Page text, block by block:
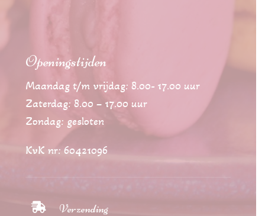
Openingstijden
Maandag t/m vrijdag: 8.00- 17.00 uur
Zaterdag: 8.00 – 17.00 uur
Zondag: gesloten
KvK nr: 60421096
 Verzending